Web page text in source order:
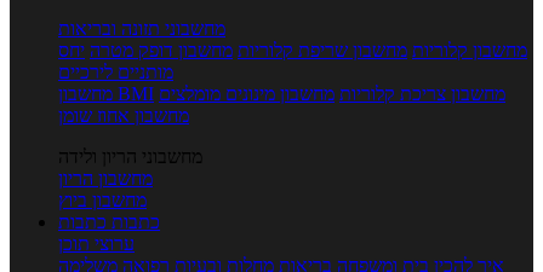
מחשבוני תזונה ובריאות
מחשבון קלוריות מחשבון שריפת קלוריות מחשבון דופק מטרה יחס
מותניים לירכיים
מחשבון BMI
מחשבון צריכת קלוריות מחשבון מינונים מומלצים
מחשבון אחוז שומן
מחשבוני הריון ולידה
מחשבון הריון
מחשבון ביוץ
כתבות כתבות
ערוצי תוכן
איך להכין בית ומשפחה בריאות מחלות ובעיות רפואה משלימה